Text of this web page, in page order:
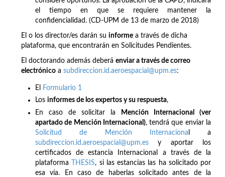
el tiempo en que se requiere mantener la
confidencialidad. (CD-UPM de 13 de marzo de 2018)
El o los director/es darán su informe a través de dicha
plataforma, que encontrarán en Solicitudes Pendientes.
El doctorando además deberá enviar a través de correo
electrónico a subdireccion.id.aeroespacial@upm.es:
El
Formulario 1
Los informes de los expertos y su respuesta,
En caso de solicitar la
Mención Internacional (ver
apartado de Mención Internacional), tendrá que enviar la
Solicitud de Mención Internaciona l a
subdireccion.id.aeroespacial@upm.es y aportar los
certificados de estancia Internacional a través de la
plataforma
THESIS, si las estancias las ha solicitado por
esa vía. En caso de haberlas solicitado antes de la